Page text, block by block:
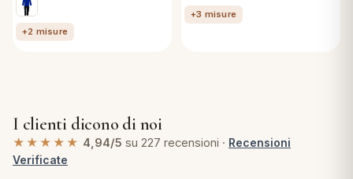
+2 misure
+3 misure
I clienti dicono di noi
★★★★★ 4,94/5 su 227 recensioni · Recensioni
Verificate